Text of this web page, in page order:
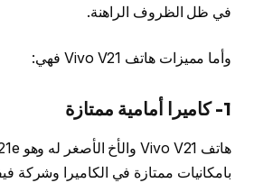
في ظل الظروف الراهنة.
وأما مميزات هاتف Vivo V21 فهي:
1- كاميرا أمامية ممتازة
بامكانيات ممتازة في الكاميرا وشركة